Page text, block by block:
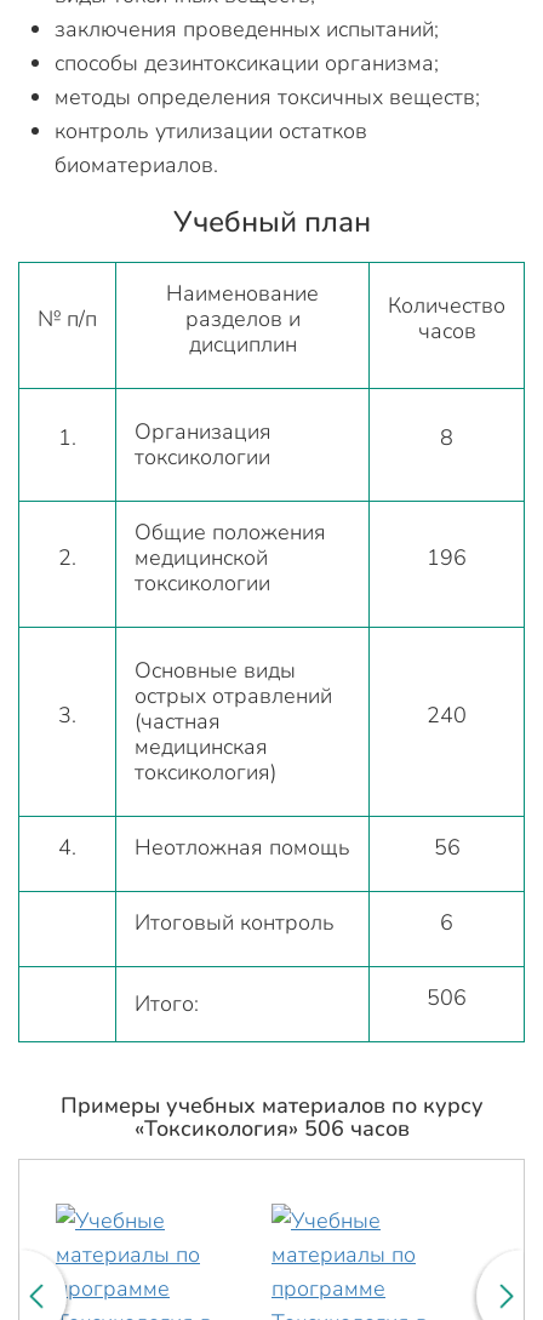
заключения проведенных испытаний;
способы дезинтоксикации организма;
методы определения токсичных веществ;
контроль утилизации остатков
биоматериалов.
Учебный план
№ п/п
Наименование
разделов и
дисциплин
Количество
часов
1.
Организация
токсикологии
8
2.
Общие положения
медицинской
токсикологии
196
3.
Основные виды
острых отравлений
(частная
медицинская
токсикология)
240
4. Неотложная помощь 56
Итоговый контроль 6
Итого: 506
Примеры учебных материалов по курсу
«Токсикология» 506 часов